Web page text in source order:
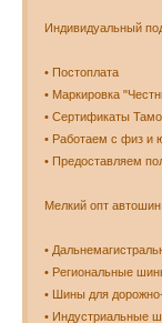
Индивидуальный
• Постоплата
• Маркировка
• Сертификаты
• Работаем с физ и
• Предоставляем
Мелкий опт автошин:
•
• Региональные
• Шины для
• Индустриальные